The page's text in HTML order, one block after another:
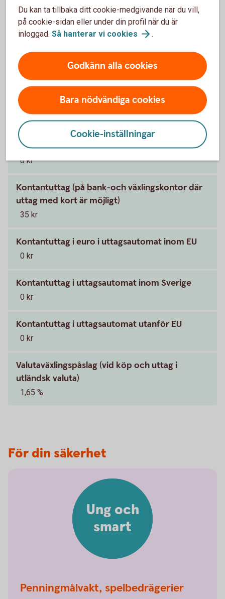
Om ditt kort är trasigt, slitet eller kommit bort kan du
ersätta det.
Trasigt kort? Skaffaersättningskort
Pris för Mastercard ung
Årsavgift
0 kr
Kontantuttag (på bank-och växlingskontor där
uttag med kort är möjligt)
35 kr
Kontantuttag i euro i uttagsautomat inom EU
0 kr
Kontantuttag i uttagsautomat inom Sverige
0 kr
Kontantuttag i uttagsautomat utanför EU
0 kr
Valutaväxlingspåslag (vid köp och uttag i
utländsk valuta)
1,65 %
För din säkerhet
Penningmålvakt, spelbedrägerier
Ung och
smart
Du kan ta tillbaka ditt cookie-medgivande när du vill,
på cookie-sidan eller under din profil när du är
inloggad. Så hanterar vi cookies .
Godkänn alla cookies
Bara nödvändiga cookies
Cookie-inställningar